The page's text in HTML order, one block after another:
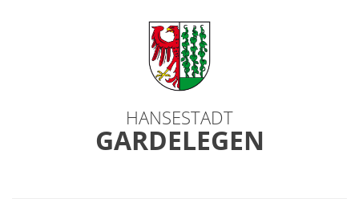
HANSESTADT
GARDELEGEN